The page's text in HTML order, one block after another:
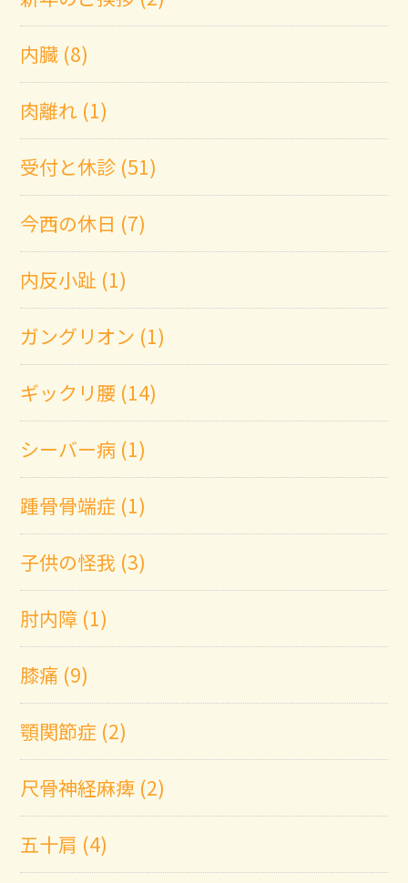
内臓 (8)
肉離れ (1)
受付と休診 (51)
今西の休日 (7)
内反小趾 (1)
ガングリオン (1)
ギックリ腰 (14)
シーバー病 (1)
踵骨骨端症 (1)
子供の怪我 (3)
肘内障 (1)
膝痛 (9)
顎関節症 (2)
尺骨神経麻痺 (2)
五十肩 (4)